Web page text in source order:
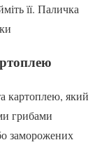
її. Паличка
картоплею, який
грибами
заморожених